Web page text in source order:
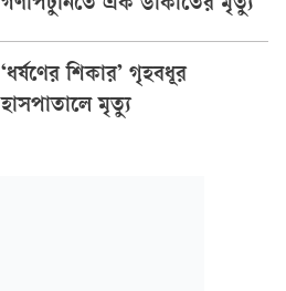
গণপিটুনিতে এক ডাকাতের মৃত্যু
‘ধর্ষণের শিকার’ গৃহবধূর
হাসপাতালে মৃত্যু